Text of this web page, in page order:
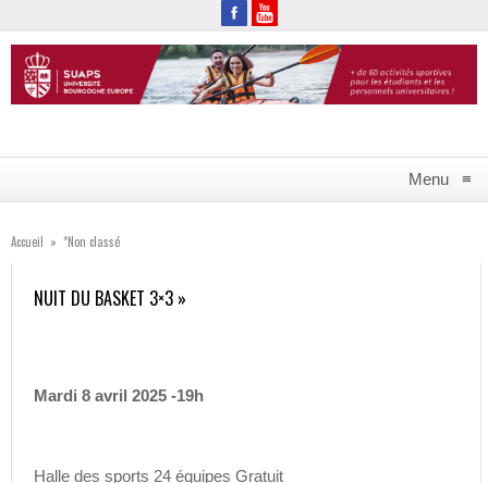
Menu ≡
Accueil » *Non classé
NUIT DU BASKET 3×3 »
Mardi 8 avril 2025 -19h
Halle des sports 24 équipes Gratuit